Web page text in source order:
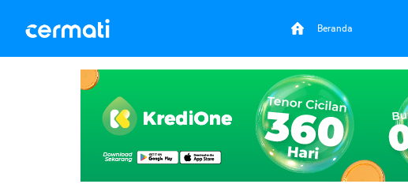
Beranda